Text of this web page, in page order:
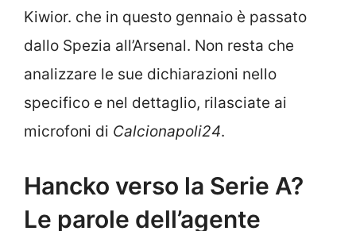
Kiwior. che in questo gennaio è passato
dallo Spezia all’Arsenal. Non resta che
analizzare le sue dichiarazioni nello
specifico e nel dettaglio, rilasciate ai
microfoni di Calcionapoli24.
Hancko verso la Serie A?
Le parole dell’agente